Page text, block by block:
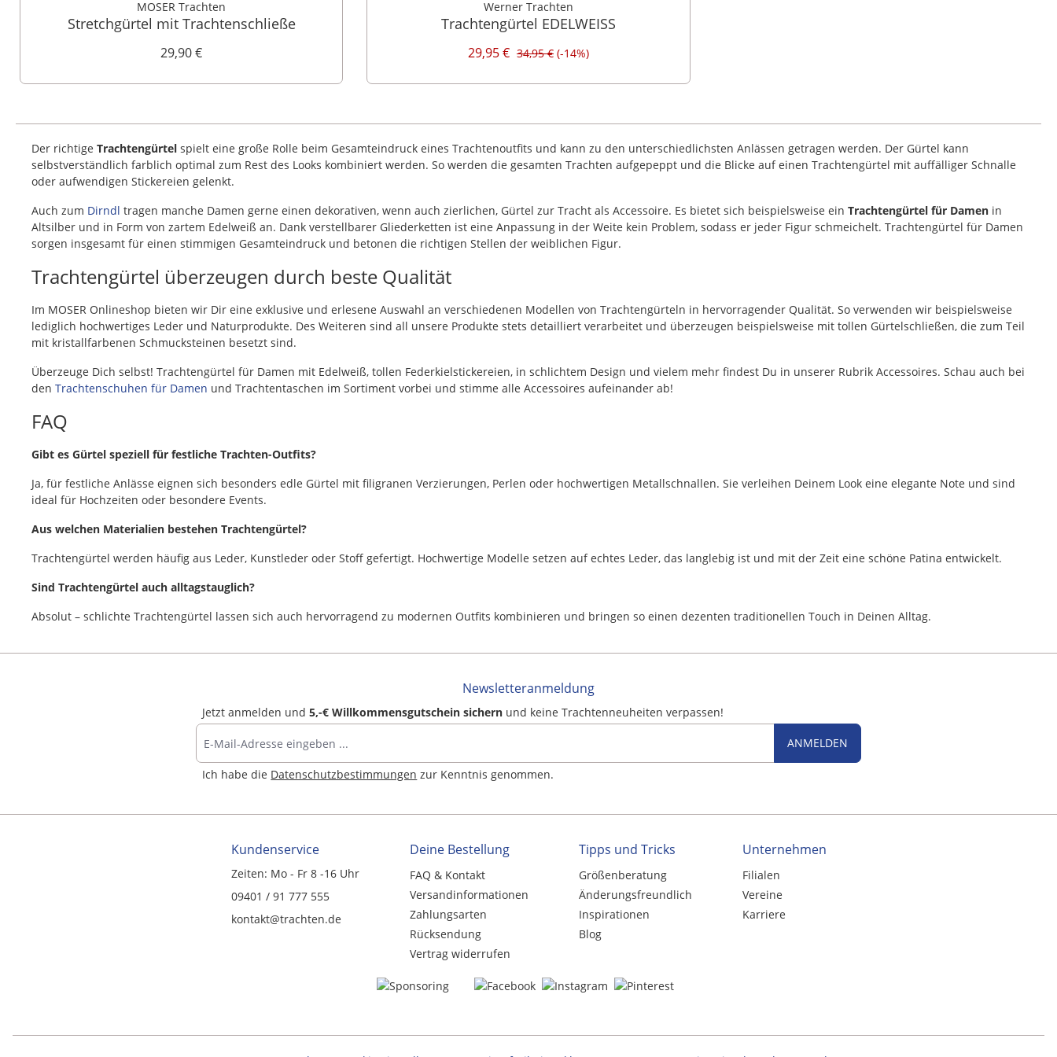
MOSER Trachten
Stretchgürtel mit Trachtenschließe
29,90 €
Werner Trachten
Trachtengürtel EDELWEISS
29,95 € 34,95 € (-14%)
Der richtige Trachtengürtel spielt eine große Rolle beim Gesamteindruck eines Trachtenoutfits und kann zu den unterschiedlichsten Anlässen getragen werden. Der Gürtel kann
selbstverständlich farblich optimal zum Rest des Looks kombiniert werden. So werden die gesamten Trachten aufgepeppt und die Blicke auf einen Trachtengürtel mit auffälliger Schnalle
oder aufwendigen Stickereien gelenkt.
Auch zum Dirndl tragen manche Damen gerne einen dekorativen, wenn auch zierlichen, Gürtel zur Tracht als Accessoire. Es bietet sich beispielsweise ein Trachtengürtel für Damen in
Altsilber und in Form von zartem Edelweiß an. Dank verstellbarer Gliederketten ist eine Anpassung in der Weite kein Problem, sodass er jeder Figur schmeichelt. Trachtengürtel für Damen
sorgen insgesamt für einen stimmigen Gesamteindruck und betonen die richtigen Stellen der weiblichen Figur.
Trachtengürtel überzeugen durch beste Qualität
Im MOSER Onlineshop bieten wir Dir eine exklusive und erlesene Auswahl an verschiedenen Modellen von Trachtengürteln in hervorragender Qualität. So verwenden wir beispielsweise
lediglich hochwertiges Leder und Naturprodukte. Des Weiteren sind all unsere Produkte stets detailliert verarbeitet und überzeugen beispielsweise mit tollen Gürtelschließen, die zum Teil
mit kristallfarbenen Schmucksteinen besetzt sind.
Überzeuge Dich selbst! Trachtengürtel für Damen mit Edelweiß, tollen Federkielstickereien, in schlichtem Design und vielem mehr findest Du in unserer Rubrik Accessoires. Schau auch bei
den Trachtenschuhen für Damen und Trachtentaschen im Sortiment vorbei und stimme alle Accessoires aufeinander ab!
FAQ
Gibt es Gürtel speziell für festliche Trachten-Outfits?
Ja, für festliche Anlässe eignen sich besonders edle Gürtel mit filigranen Verzierungen, Perlen oder hochwertigen Metallschnallen. Sie verleihen Deinem Look eine elegante Note und sind
ideal für Hochzeiten oder besondere Events.
Aus welchen Materialien bestehen Trachtengürtel?
Trachtengürtel werden häufig aus Leder, Kunstleder oder Stoff gefertigt. Hochwertige Modelle setzen auf echtes Leder, das langlebig ist und mit der Zeit eine schöne Patina entwickelt.
Sind Trachtengürtel auch alltagstauglich?
Absolut – schlichte Trachtengürtel lassen sich auch hervorragend zu modernen Outfits kombinieren und bringen so einen dezenten traditionellen Touch in Deinen Alltag.
Newsletteranmeldung
Jetzt anmelden und5,-€ Willkommensgutschein sichern und keine Trachtenneuheiten verpassen!
ANMELDEN
Ich habe die Datenschutzbestimmungen zur Kenntnis genommen.
Kundenservice
Zeiten: Mo - Fr 8 -16 Uhr
09401 / 91 777 555
kontakt@trachten.de
Deine Bestellung
FAQ & Kontakt
Versandinformationen
Zahlungsarten
Rücksendung
Vertrag widerrufen
Tipps und Tricks
Größenberatung
Änderungsfreundlich
Inspirationen
Blog
Unternehmen
Filialen
Vereine
Karriere